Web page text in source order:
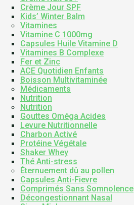
Crème Jour SPF
Kids’ Winter Balm
Vitamines
Vitamine C 1000mg
Capsules Huile Vitamine D
Vitamines B Complexe
Fer et Zinc
ACE Quotidien Enfants
Boisson Multivitaminée
Médicaments
Nutrition
Nutrition
Gouttes Oméga Acides
Levure Nutritionnelle
Charbon Activé
Protéine Végétale
Shaker Whey
Thé Anti-stress
Éternuement dû au pollen
Capsules Anti-Fievre
Comprimés Sans Somnolence
Décongestionnant Nasal